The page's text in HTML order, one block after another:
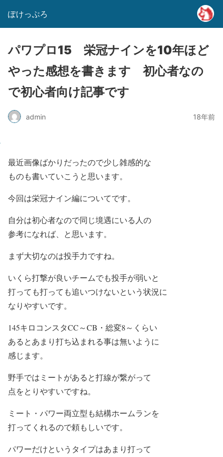
ぽけっぷろ
パワプロ15 栄冠ナインを10年ほど
やった感想を書きます 初心者なの
で初心者向け記事です
admin 18年前
最近画像ばかりだったので少し雑感的な
ものも書いていこうと思います。
今回は栄冠ナイン編についてです。
自分は初心者なので同じ境遇にいる人の
参考になれば、と思います。
まず大切なのは投手力ですね。
いくら打撃が良いチームでも投手が弱いと
打っても打っても追いつけないという状況に
なりやすいです。
145キロコンスタCC～CB・総変8～くらい
あるとあまり打ち込まれる事は無いように
感じます。
野手ではミートがあると打線が繋がって
点をとりやすいですね。
ミート・パワー両立型も結構ホームランを
打ってくれるので頼もしいです。
パワーだけというタイプはあまり打って